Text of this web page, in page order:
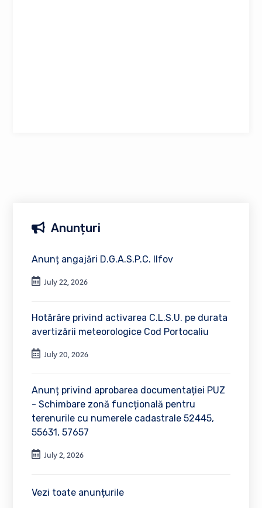
Anunțuri
Anunț angajări D.G.A.S.P.C. Ilfov
July 22, 2026
Hotărâre privind activarea C.L.S.U. pe durata
avertizării meteorologice Cod Portocaliu
July 20, 2026
Anunț privind aprobarea documentației PUZ
- Schimbare zonă funcțională pentru
terenurile cu numerele cadastrale 52445,
55631, 57657
July 2, 2026
Vezi toate anunțurile